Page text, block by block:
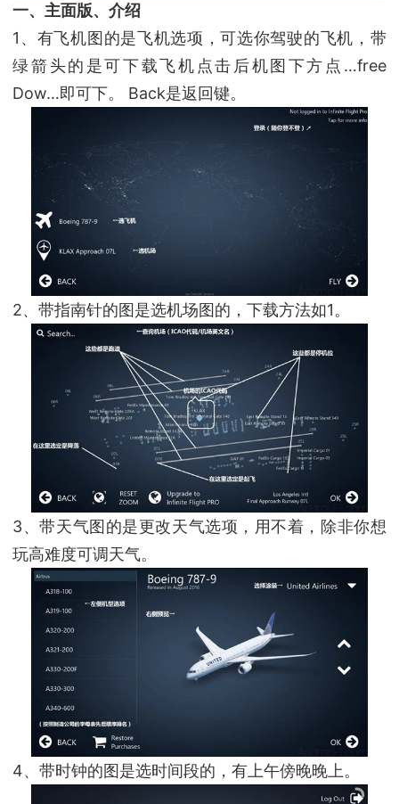
一、主面版、介绍
1、有飞机图的是飞机选项，可选你驾驶的飞机，带
绿箭头的是可下载飞机点击后机图下方点…free
Dow…即可下。 Back是返回键。
2、带指南针的图是选机场图的，下载方法如1。
3、带天气图的是更改天气选项，用不着，除非你想
玩高难度可调天气。
4、带时钟的图是选时间段的，有上午傍晚晚上。